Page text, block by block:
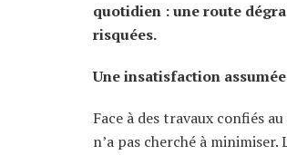
quotidien : une route
risquées.
Une insatisfaction assumée
Face à des travaux confiés
n’a pas cherché à